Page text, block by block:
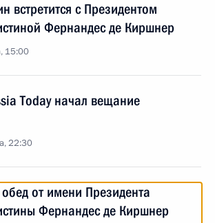
встретится с Президентом
Фернандес де Киршнер
15:00
Today начал вещание
22:30
от имени Президента
Фернандес де Киршнер